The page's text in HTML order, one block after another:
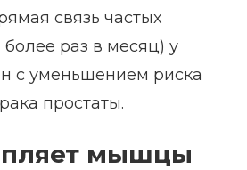
связь частых
раз в месяц) у
с уменьшением риска
простаты.
мышцы